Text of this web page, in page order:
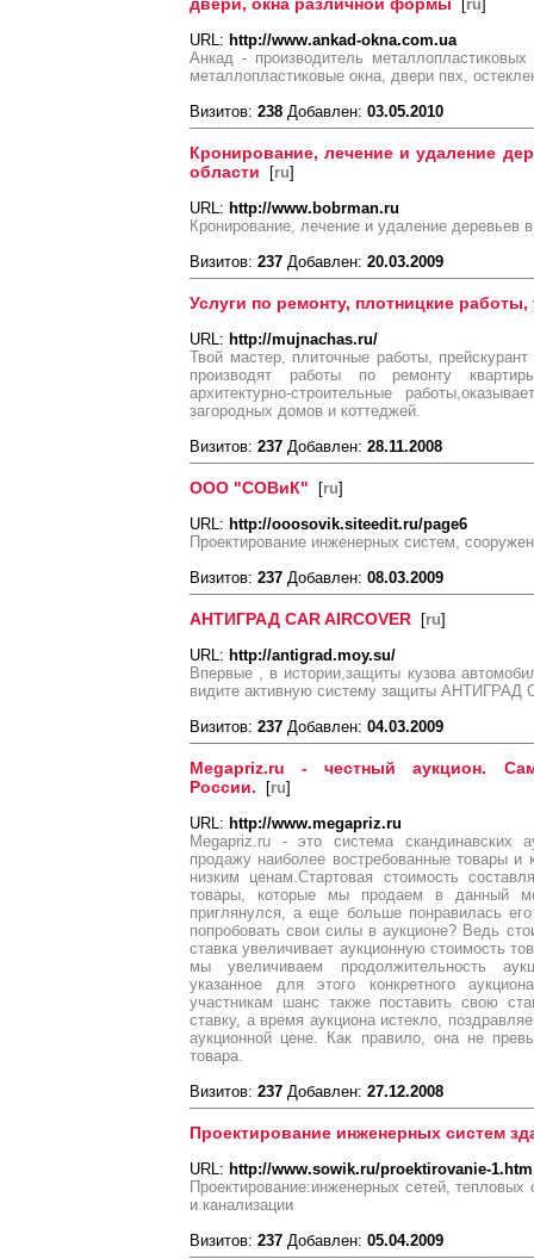
ru
URL: http://www.ankad-okna.com.ua
Анкад - производитель металлопластиковых
металлопластиковые окна, двери пвх,
Визитов: 238 Добавлен: 03.05.2010
Кронирование, лечение и удаление
области [ru]
URL: http://www.bobrman.ru
Кронирование, лечение и удаление деревьев
Визитов: 237 Добавлен: 20.03.2009
Услуги по ремонту, плотницкие работы,
URL: http://mujnachas.ru/
Твой мастер, плиточные работы,
производят работы по ремонту
архитектурно-строительные
загородных домов и коттеджей.
Визитов: 237 Добавлен: 28.11.2008
ООО "СОВиК" [ru]
URL: http://ooosovik.siteedit.ru/page6
Проектирование инженерных систем,
Визитов: 237 Добавлен: 08.03.2009
АНТИГРАД CAR AIRCOVER [ru]
URL: http://antigrad.moy.su/
Впервые , в истории,защиты кузова
видите активную систему защиты АНТИГРАД
Визитов: 237 Добавлен: 04.03.2009
Megapriz.ru - честный аукцион.
России. [ru]
URL: http://www.megapriz.ru
Megapriz.ru - это система скандинавских
продажу наиболее востребованные товары
низким ценам.Стартовая стоимость
товары, которые мы продаем в данный
приглянулся, а еще больше понравилась
попробовать свои силы в аукционе? Ведь
ставка увеличивает аукционную стоимость
мы увеличиваем продолжительность
указанное для этого конкретного
участникам шанс также поставить свою
ставку, а время аукциона истекло,
аукционной цене. Как правило, она не
товара.
Визитов: 237 Добавлен: 27.12.2008
Проектирование инженерных систем
URL: http://www.sowik.ru/proektirovanie-1.htm
Проектирование:инженерных сетей,
и канализации
Визитов: 237 Добавлен: 05.04.2009